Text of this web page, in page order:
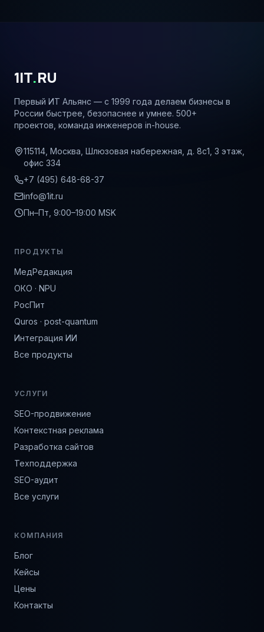
1IT.RU
Первый ИТ Альянс — с 1999 года делаем бизнесы в
России быстрее, безопаснее и умнее. 500+
проектов, команда инженеров in-house.
115114, Москва, Шлюзовая набережная, д. 8с1, 3 этаж,
офис 334
+7 (495) 648-68-37
info@1it.ru
Пн–Пт, 9:00–19:00 MSK
ПРОДУКТЫ
МедРедакция
ОКО · NPU
РосПит
Quros · post-quantum
Интеграция ИИ
Все продукты
УСЛУГИ
SEO-продвижение
Контекстная реклама
Разработка сайтов
Техподдержка
SEO-аудит
Все услуги
КОМПАНИЯ
Блог
Кейсы
Цены
Контакты